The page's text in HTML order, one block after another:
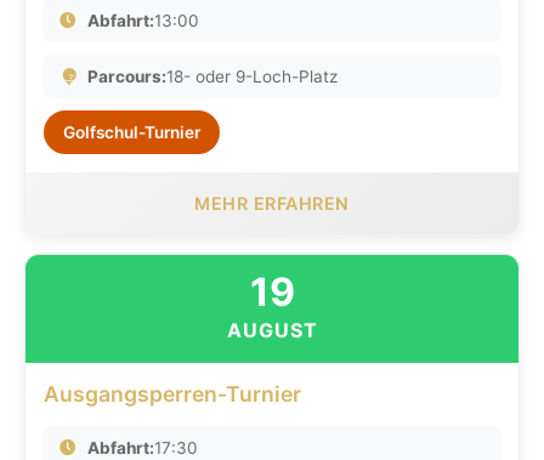
Abfahrt:13:00
Parcours:18- oder 9-Loch-Platz
Golfschul-Turnier
MEHR ERFAHREN
19
AUGUST
Ausgangsperren-Turnier
Abfahrt:17:30